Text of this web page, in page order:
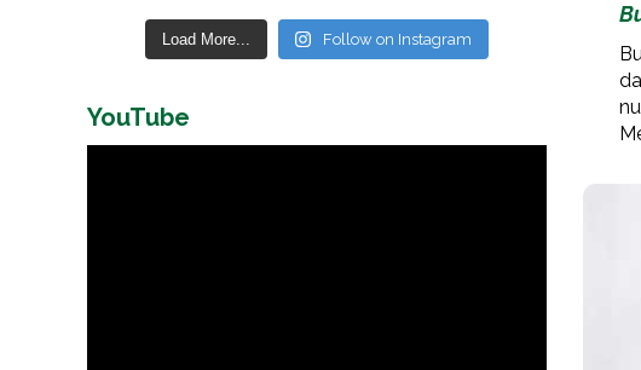
Load More... Follow on Instagram
YouTube